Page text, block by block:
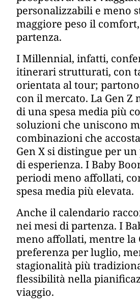
personalizzabili e meno
maggiore peso il
partenza.
I Millennial, infatti,
itinerari strutturati, con
orientata al tour;
con il mercato. La Gen
di una spesa media più
soluzioni che uniscono
combinazioni che
Gen X si distingue per
di esperienza. I Baby
periodi meno affollati,
spesa media più elevata.
Anche il calendario
nei mesi di partenza. I
meno affollati, mentre la
preferenza per luglio,
stagionalità più
flessibilità nella
viaggio.